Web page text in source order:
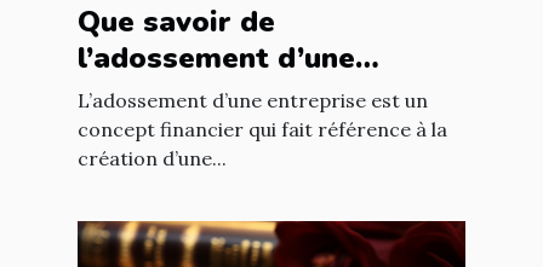
Que savoir de
l’adossement d’une
entreprise ?
L’adossement d’une entreprise est un
concept financier qui fait référence à la
création d’une...